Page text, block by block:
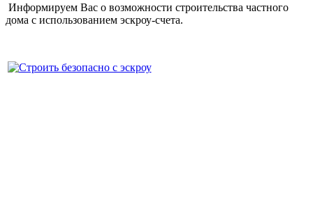
Информируем Вас о возможности строительства частного
дома с использованием эcкроу-счета.